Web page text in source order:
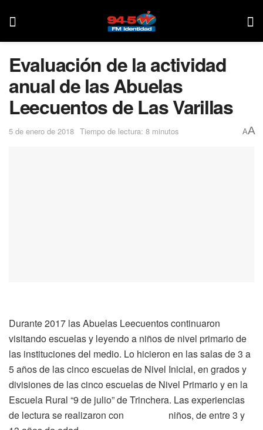
Evaluación de la actividad
anual de las Abuelas
Leecuentos de Las Varillas
5 de enero de 2018 Tiempo de lectura: 8 minutos AA
Durante 2017 las Abuelas Leecuentos continuaron
visitando escuelas y leyendo a niños de nivel primario de
las instituciones del medio. Lo hicieron en las salas de 3 a
5 años de las cinco escuelas de Nivel Inicial, en grados y
divisiones de las cinco escuelas de Nivel Primario y en la
Escuela Rural “9 de julio” de Trinchera. Las experiencias
de lectura se realizaron con niños, de entre 3 y